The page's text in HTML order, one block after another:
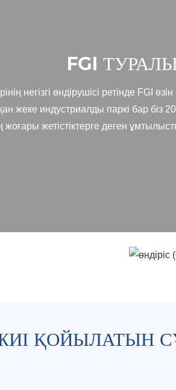
FGI
негізгі өндірушісі ретінде FGI
жеке индустриалды паркі бар біз
жоғары жетістіктерге деген
ҚОЙЫЛАТЫН